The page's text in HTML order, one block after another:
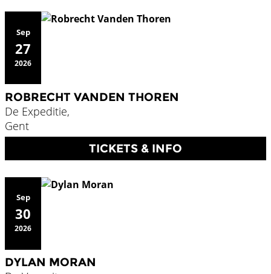
Sep
27
2026
ROBRECHT VANDEN THOREN
De Expeditie,
Gent
TICKETS & INFO
Sep
30
2026
DYLAN MORAN